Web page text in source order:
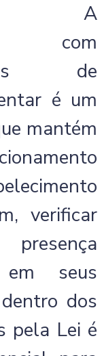
A
com
de
é um
mantém
verificar
em seus
dos
pela Lei é